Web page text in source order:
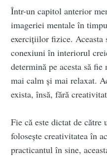
Într-un capitol anterior
imageriei mentale în
exercițiilor fizice. Aceasta
conexiuni în interiorul
determină pe acesta să
mai calm și mai relaxat.
exista, însă, fără
Fie că este dictat de
folosește creativitatea în
practicantul în sine,